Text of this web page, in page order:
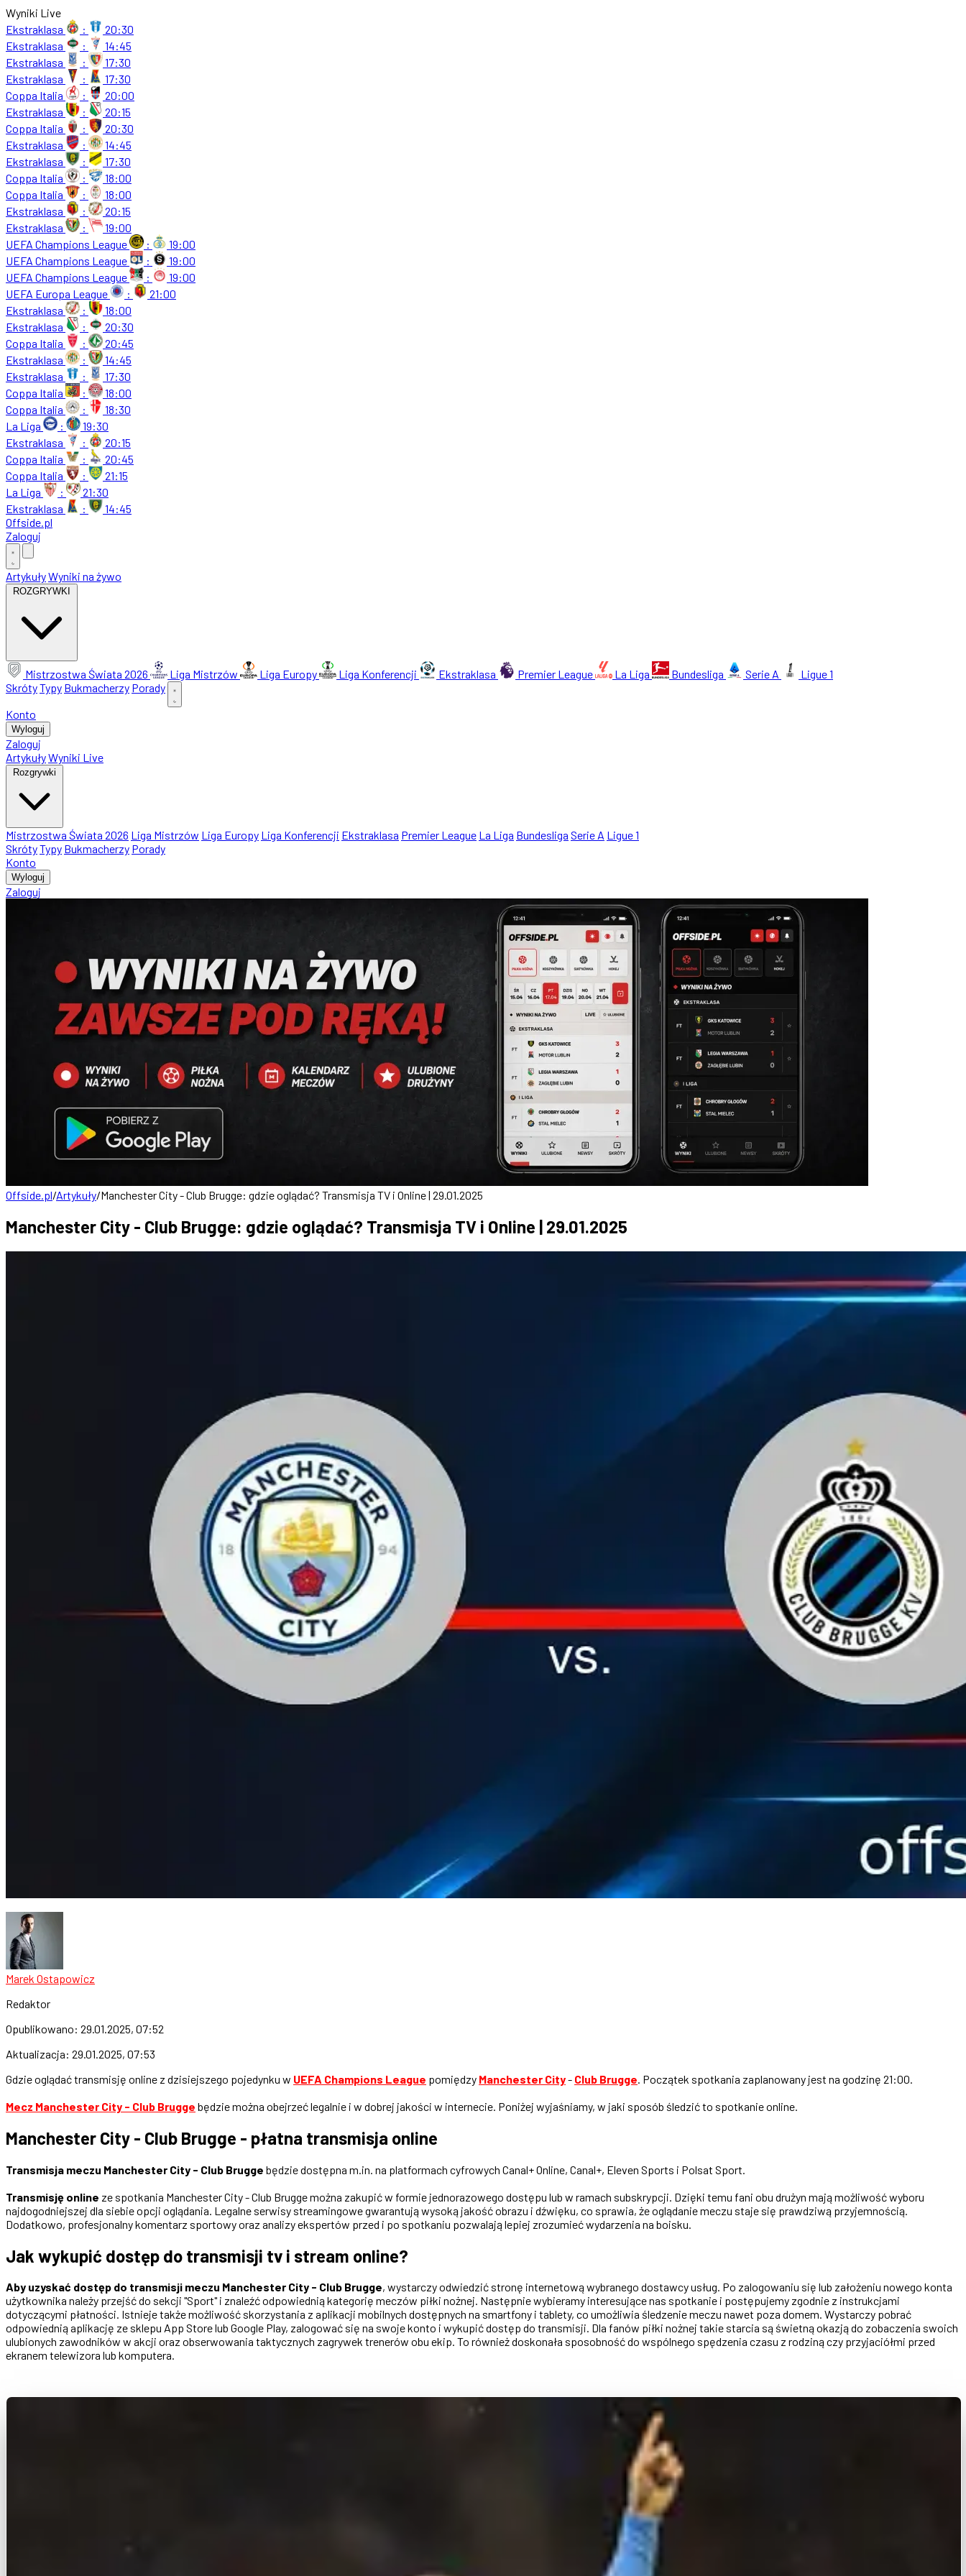
Wyniki Live
Ekstraklasa
:
20:30
Ekstraklasa
:
14:45
Ekstraklasa
:
17:30
Ekstraklasa
:
17:30
Coppa Italia
:
20:00
Ekstraklasa
:
20:15
Coppa Italia
:
20:30
Ekstraklasa
:
14:45
Ekstraklasa
:
17:30
Coppa Italia
:
18:00
Coppa Italia
:
18:00
Ekstraklasa
:
20:15
Ekstraklasa
:
19:00
UEFA Champions League
:
19:00
UEFA Champions League
:
19:00
UEFA Champions League
:
19:00
UEFA Europa League
:
21:00
Ekstraklasa
:
18:00
Ekstraklasa
:
20:30
Coppa Italia
:
20:45
Ekstraklasa
:
14:45
Ekstraklasa
:
17:30
Coppa Italia
:
18:00
Coppa Italia
:
18:30
La Liga
:
19:30
Ekstraklasa
:
20:15
Coppa Italia
:
20:45
Coppa Italia
:
21:15
La Liga
:
21:30
Ekstraklasa
:
14:45
Offside.pl
Zaloguj
ArtykułyWyniki na żywo
ROZGRYWKI
Mistrzostwa Świata 2026 Liga Mistrzów Liga Europy Liga Konferencji Ekstraklasa Premier League La Liga Bundesliga Serie A
Ligue 1
SkrótyTypy Bukmacherzy Porady
Konto
Wyloguj
Zaloguj
ArtykułyWyniki Live
Rozgrywki
Mistrzostwa Świata 2026 Liga Mistrzów Liga Europy Liga Konferencji Ekstraklasa Premier League La Liga Bundesliga Serie A Ligue 1
SkrótyTypy Bukmacherzy Porady
Konto
Wyloguj
Zaloguj
Offside.pl/Artykuły/Manchester City - Club Brugge: gdzie oglądać? Transmisja TV i Online | 29.01.2025
Manchester City - Club Brugge: gdzie oglądać? Transmisja TV i Online | 29.01.2025
Marek Ostapowicz
Redaktor
Opublikowano: 29.01.2025, 07:52
Aktualizacja: 29.01.2025, 07:53
Gdzie oglądać transmisję online z dzisiejszego pojedynku w UEFA Champions League pomiędzy Manchester City- Club Brugge. Początek spotkania zaplanowany jest na godzinę 21:00.
Mecz Manchester City - Club Brugge będzie można obejrzeć legalnie i w dobrej jakości w internecie. Poniżej wyjaśniamy, w jaki sposób śledzić to spotkanie online.
Manchester City - Club Brugge - płatna transmisja online
Transmisja meczu Manchester City - Club Brugge będzie dostępna m.in. na platformach cyfrowych Canal+ Online, Canal+, Eleven Sports i Polsat Sport.
Transmisję online ze spotkania Manchester City - Club Brugge można zakupić w formie jednorazowego dostępu lub w ramach subskrypcji. Dzięki temu fani obu drużyn mają możliwość wyboru
najdogodniejszej dla siebie opcji oglądania. Legalne serwisy streamingowe gwarantują wysoką jakość obrazu i dźwięku, co sprawia, że oglądanie meczu staje się prawdziwą przyjemnością.
Dodatkowo, profesjonalny komentarz sportowy oraz analizy ekspertów przed i po spotkaniu pozwalają lepiej zrozumieć wydarzenia na boisku.
Jak wykupić dostęp do transmisji tv i stream online?
Aby uzyskać dostęp do transmisji meczu Manchester City - Club Brugge, wystarczy odwiedzić stronę internetową wybranego dostawcy usług. Po zalogowaniu się lub założeniu nowego konta
użytkownika należy przejść do sekcji "Sport" i znaleźć odpowiednią kategorię meczów piłki nożnej. Następnie wybieramy interesujące nas spotkanie i postępujemy zgodnie z instrukcjami
dotyczącymi płatności. Istnieje także możliwość skorzystania z aplikacji mobilnych dostępnych na smartfony i tablety, co umożliwia śledzenie meczu nawet poza domem. Wystarczy pobrać
odpowiednią aplikację ze sklepu App Store lub Google Play, zalogować się na swoje konto i wykupić dostęp do transmisji. Dla fanów piłki nożnej takie starcia są świetną okazją do zobaczenia swoich
ulubionych zawodników w akcji oraz obserwowania taktycznych zagrywek trenerów obu ekip. To również doskonała sposobność do wspólnego spędzenia czasu z rodziną czy przyjaciółmi przed
ekranem telewizora lub komputera.